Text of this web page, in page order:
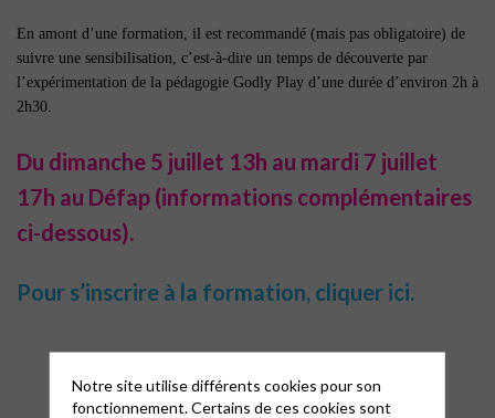
En amont d’une formation, il est recommandé (mais pas obligatoire) de
suivre une sensibilisation, c’est-à-dire un temps de découverte par
l’expérimentation de la pédagogie Godly Play d’une durée d’environ 2h à
2h30.
Du dimanche 5 juillet 13h au mardi 7 juillet
17h au Défap (informations complémentaires
ci-dessous).
Pour s’inscrire à la formation, cliquer ici.
Notre site utilise différents cookies pour son
fonctionnement. Certains de ces cookies sont